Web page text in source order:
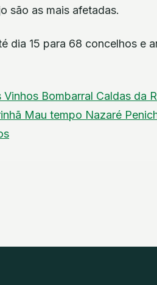
são as mais afetadas.
dia 15 para 68 concelhos e
Vinhos Bombarral Caldas da
Mau tempo Nazaré